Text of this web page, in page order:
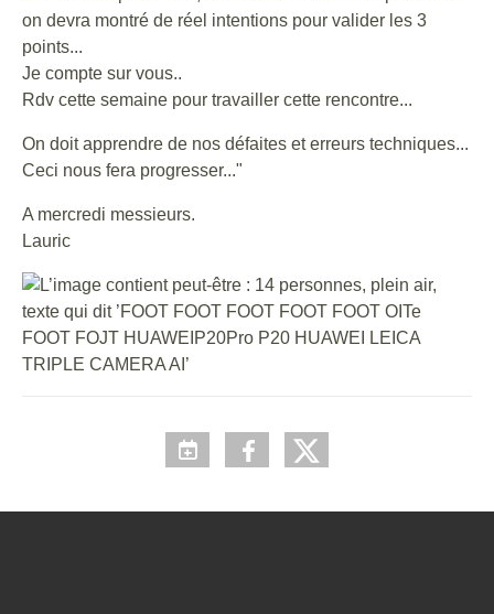
on devra montré de réel intentions pour valider les 3
points...
Je compte sur vous..
Rdv cette semaine pour travailler cette rencontre...
On doit apprendre de nos défaites et erreurs techniques...
Ceci nous fera progresser..."
A mercredi messieurs.
Lauric